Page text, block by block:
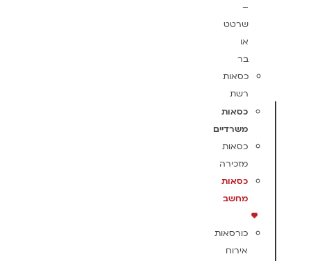
–
שרטט
או
בר
כסאות
רשת
כסאות
משרדיים
כסאות
מזכירה
כסאות
מחשב
כורסאות
אירוח